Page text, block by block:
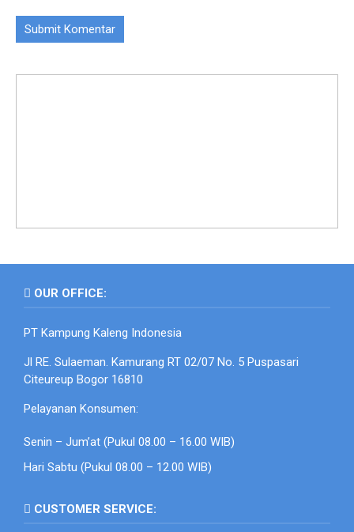
OUR OFFICE:
PT Kampung Kaleng Indonesia
Jl RE. Sulaeman. Kamurang RT 02/07 No. 5 Puspasari
Citeureup Bogor 16810
Pelayanan Konsumen:
Senin – Jum’at (Pukul 08.00 – 16.00 WIB)
Hari Sabtu (Pukul 08.00 – 12.00 WIB)
CUSTOMER SERVICE: